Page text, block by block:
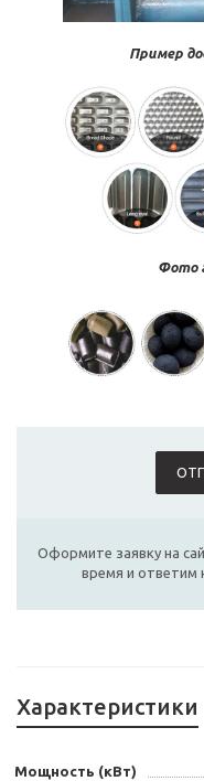
Пример
Фото
Оформите заявку на
время и ответим
Характеристики
Мощность (кВт)